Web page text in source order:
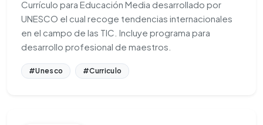
Currículo para Educación Media desarrollado por
UNESCO el cual recoge tendencias internacionales
en el campo de las TIC. Incluye programa para
desarrollo profesional de maestros.
#Unesco #Curriculo